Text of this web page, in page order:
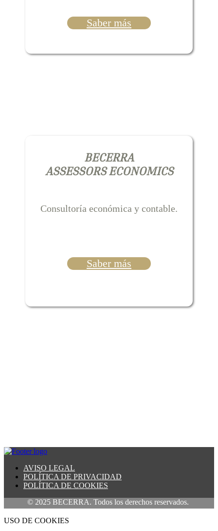
Saber más
BECERRA
ASSESSORS ECONOMICS
Consultoría económica y contable.
Saber más
AVISO LEGAL
POLÍTICA DE PRIVACIDAD
POLÍTICA DE COOKIES
© 2025 BECERRA. Todos los derechos reservados.
USO DE COOKIES